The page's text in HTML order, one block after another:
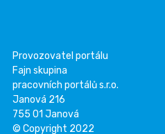
Provozovatel portálu
Fajn skupina
pracovních portálů s.r.o.
Janová 216
755 01 Janová
© Copyright 2022